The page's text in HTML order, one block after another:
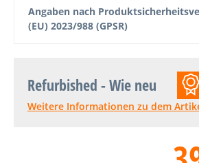
Angaben nach
(EU) 2023/988 (GPSR)
Refurbished - Wie neu
Weitere Informationen zu dem